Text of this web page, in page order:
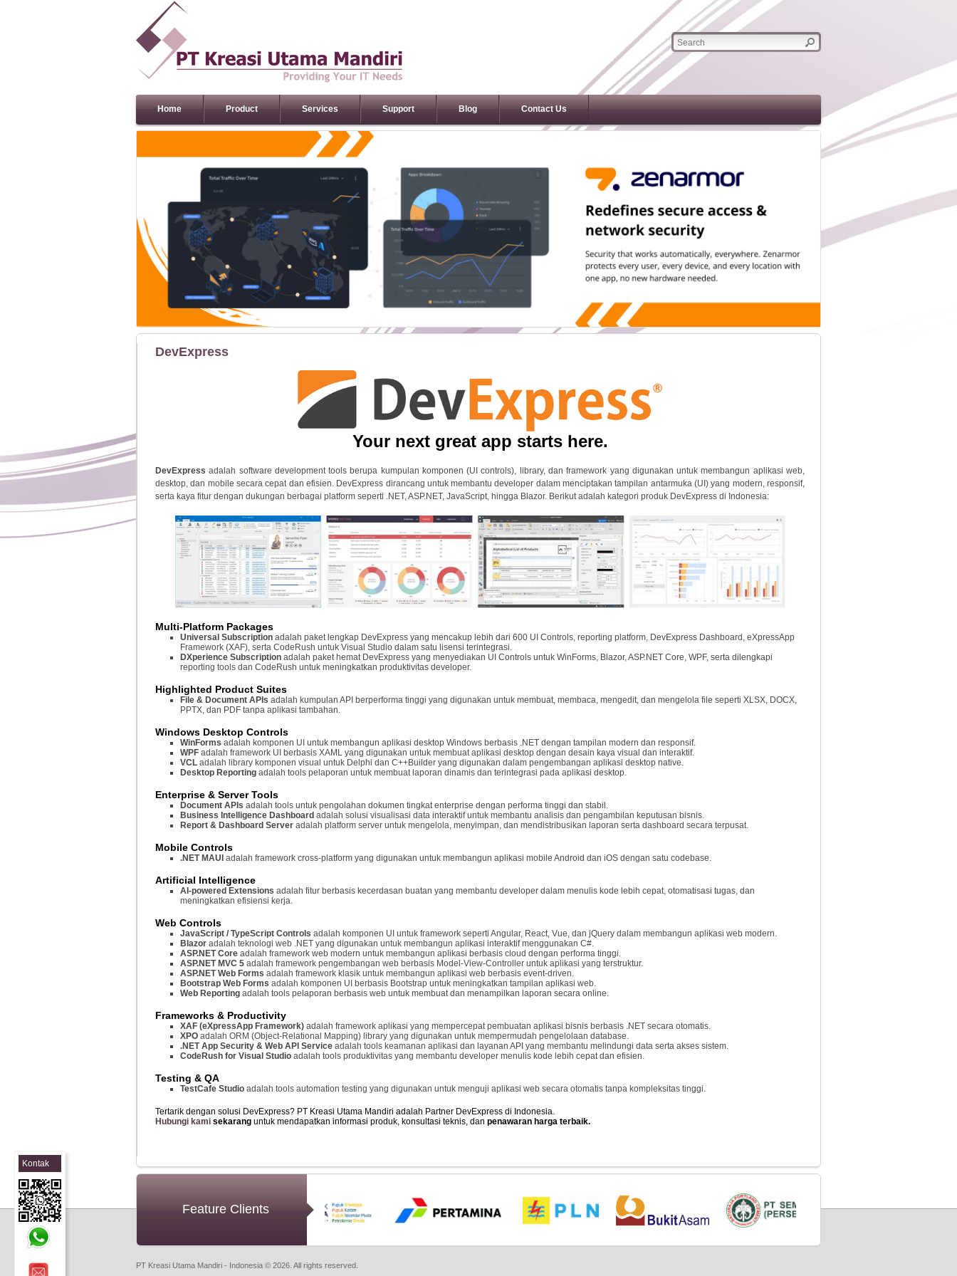
Home Product Services Support Blog Contact Us
DevExpress
Your next great app starts here.
DevExpress adalah software development tools berupa kumpulan komponen (UI controls), library, dan framework yang digunakan untuk membangun aplikasi web,
desktop, dan mobile secara cepat dan efisien. DevExpress dirancang untuk membantu developer dalam menciptakan tampilan antarmuka (UI) yang modern, responsif,
serta kaya fitur dengan dukungan berbagai platform seperti .NET, ASP.NET, JavaScript, hingga Blazor. Berikut adalah kategori produk DevExpress di Indonesia:
Multi-Platform Packages
Universal Subscription adalah paket lengkap DevExpress yang mencakup lebih dari 600 UI Controls, reporting platform, DevExpress Dashboard, eXpressApp
Framework (XAF), serta CodeRush untuk Visual Studio dalam satu lisensi terintegrasi.
DXperience Subscription adalah paket hemat DevExpress yang menyediakan UI Controls untuk WinForms, Blazor, ASP.NET Core, WPF, serta dilengkapi
reporting tools dan CodeRush untuk meningkatkan produktivitas developer.
Highlighted Product Suites
File & Document APIs adalah kumpulan API berperforma tinggi yang digunakan untuk membuat, membaca, mengedit, dan mengelola file seperti XLSX, DOCX,
PPTX, dan PDF tanpa aplikasi tambahan.
Windows Desktop Controls
WinForms adalah komponen UI untuk membangun aplikasi desktop Windows berbasis .NET dengan tampilan modern dan responsif.
WPF adalah framework UI berbasis XAML yang digunakan untuk membuat aplikasi desktop dengan desain kaya visual dan interaktif.
VCL adalah library komponen visual untuk Delphi dan C++Builder yang digunakan dalam pengembangan aplikasi desktop native.
Desktop Reporting adalah tools pelaporan untuk membuat laporan dinamis dan terintegrasi pada aplikasi desktop.
Enterprise & Server Tools
Document APIs adalah tools untuk pengolahan dokumen tingkat enterprise dengan performa tinggi dan stabil.
Business Intelligence Dashboard adalah solusi visualisasi data interaktif untuk membantu analisis dan pengambilan keputusan bisnis.
Report & Dashboard Server adalah platform server untuk mengelola, menyimpan, dan mendistribusikan laporan serta dashboard secara terpusat.
Mobile Controls
.NET MAUI adalah framework cross-platform yang digunakan untuk membangun aplikasi mobile Android dan iOS dengan satu codebase.
Artificial Intelligence
AI-powered Extensions adalah fitur berbasis kecerdasan buatan yang membantu developer dalam menulis kode lebih cepat, otomatisasi tugas, dan
meningkatkan efisiensi kerja.
Web Controls
JavaScript / TypeScript Controls adalah komponen UI untuk framework seperti Angular, React, Vue, dan jQuery dalam membangun aplikasi web modern.
Blazor adalah teknologi web .NET yang digunakan untuk membangun aplikasi interaktif menggunakan C#.
ASP.NET Core adalah framework web modern untuk membangun aplikasi berbasis cloud dengan performa tinggi.
ASP.NET MVC 5 adalah framework pengembangan web berbasis Model-View-Controller untuk aplikasi yang terstruktur.
ASP.NET Web Forms adalah framework klasik untuk membangun aplikasi web berbasis event-driven.
Bootstrap Web Forms adalah komponen UI berbasis Bootstrap untuk meningkatkan tampilan aplikasi web.
Web Reporting adalah tools pelaporan berbasis web untuk membuat dan menampilkan laporan secara online.
Frameworks & Productivity
XAF (eXpressApp Framework) adalah framework aplikasi yang mempercepat pembuatan aplikasi bisnis berbasis .NET secara otomatis.
XPO adalah ORM (Object-Relational Mapping) library yang digunakan untuk mempermudah pengelolaan database.
.NET App Security & Web API Service adalah tools keamanan aplikasi dan layanan API yang membantu melindungi data serta akses sistem.
CodeRush for Visual Studio adalah tools produktivitas yang membantu developer menulis kode lebih cepat dan efisien.
Testing & QA
TestCafe Studio adalah tools automation testing yang digunakan untuk menguji aplikasi web secara otomatis tanpa kompleksitas tinggi.
Tertarik dengan solusi DevExpress? PT Kreasi Utama Mandiri adalah Partner DevExpress di Indonesia.
Hubungi kami sekarang untuk mendapatkan informasi produk, konsultasi teknis, dan penawaran harga terbaik.
Feature Clients
PT Kreasi Utama Mandiri - Indonesia © 2026. All rights reserved.
Kontak
Sales